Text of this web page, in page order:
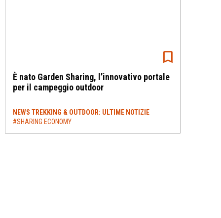
È nato Garden Sharing, l’innovativo portale
per il campeggio outdoor
NEWS TREKKING & OUTDOOR: ULTIME NOTIZIE
#SHARING ECONOMY